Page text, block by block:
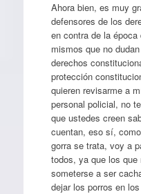
Ahora bien, es muy
defensores de los
en contra de la
mismos que no
derechos
protección
quieren revisarme a
personal policial, no
que ustedes creen
cuentan, eso sí,
gorra se trata, voy a
todos, ya que los que
someterse a ser
dejar los porros en